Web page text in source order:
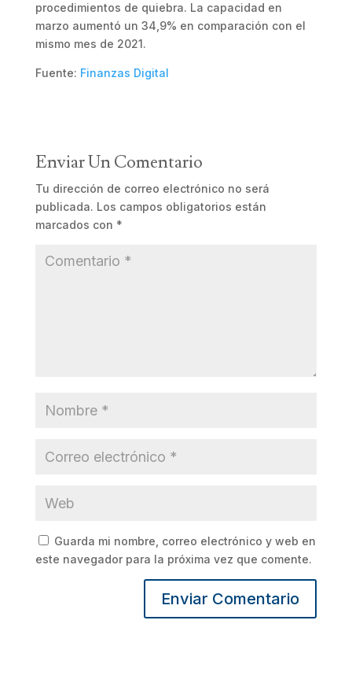
procedimientos de quiebra. La capacidad en
marzo aumentó un 34,9% en comparación con el
mismo mes de 2021.
Fuente: Finanzas Digital
Enviar Un Comentario
Tu dirección de correo electrónico no será
publicada. Los campos obligatorios están
marcados con *
Guarda mi nombre, correo electrónico y web en
este navegador para la próxima vez que comente.